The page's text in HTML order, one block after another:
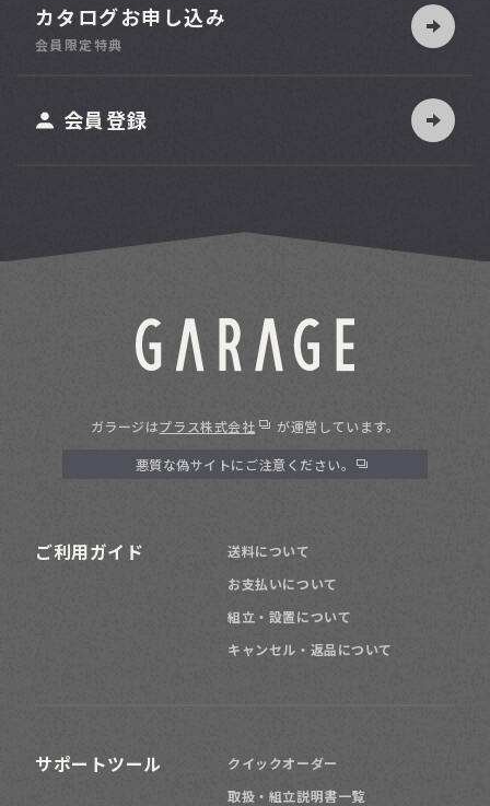
カタログお申し込み
会員限定特典
会員登録
ガラージはプラス株式会社 が運営しています。
悪質な偽サイトにご注意ください。
ご利用ガイド
送料について
お支払いについて
組立・設置について
キャンセル・返品について
サポートツール
クイックオーダー
取扱・組立説明書一覧